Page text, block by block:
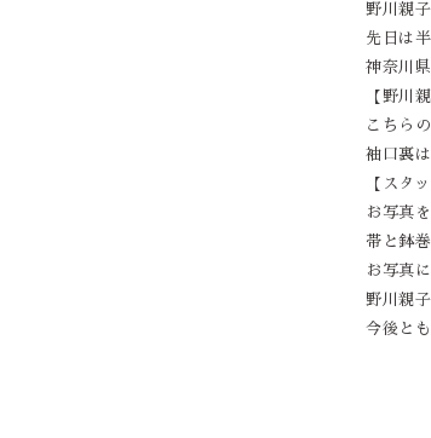
野川親
先日は
神奈川
【野川
こちら
袖口裏
【スタ
お写真
帯と鉢
お写真
野川親
今後と